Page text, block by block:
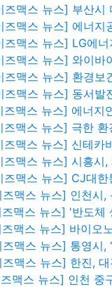
즈맥스 뉴스] 부산시
즈맥스 뉴스] 에너
즈맥스 뉴스] LG에
즈맥스 뉴스] 와이바
즈맥스 뉴스] 환경보
즈맥스 뉴스] 동서발
즈맥스 뉴스] 에너지
즈맥스 뉴스] 극한
즈맥스 뉴스] 신테카
즈맥스 뉴스] 시흥시
즈맥스 뉴스] CJ대
즈맥스 뉴스] 인천시
맥스 뉴스] '반도체
맥스 뉴스] 바이오
즈맥스 뉴스] 통영시
즈맥스 뉴스] 한진,
맥스 뉴스] 인천 중